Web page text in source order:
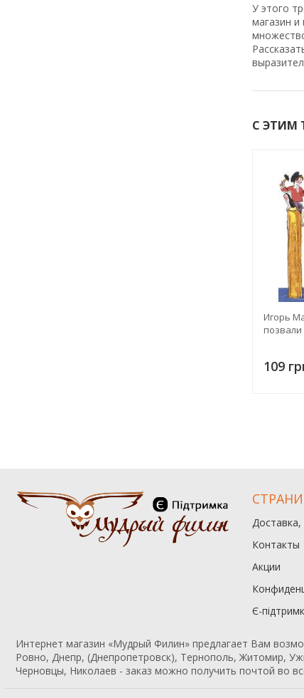
У этого
магазин
С ЭТИМ
Игорь
позвали
109
Доставка,
Контакты
Акции
Є-
Интернет магазин «Мудрый Филин» предлагает Вам
Ровно, Днепр, (Днепропетровск), Тернополь, Житомир,
Черновцы, Николаев - заказ можно получить почтой во